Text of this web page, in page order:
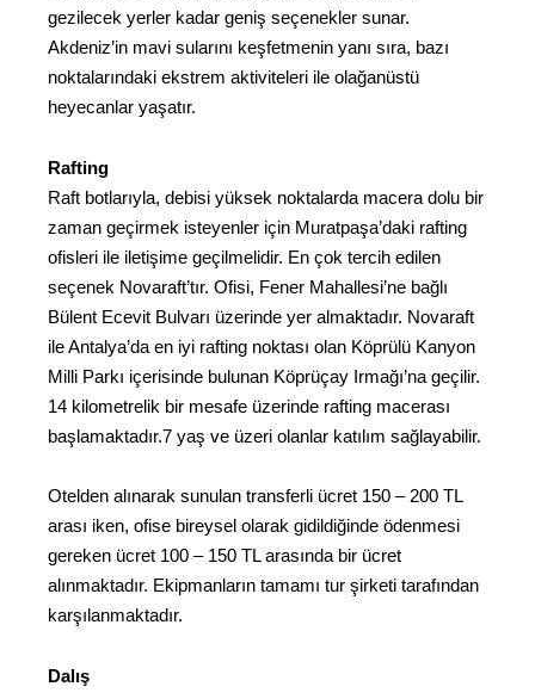
gezilecek yerler kadar geniş seçenekler sunar.
Akdeniz’in mavi sularını keşfetmenin yanı sıra, bazı
noktalarındaki ekstrem aktiviteleri ile olağanüstü
heyecanlar yaşatır.
Rafting
Raft botlarıyla, debisi yüksek noktalarda macera dolu bir
zaman geçirmek isteyenler için Muratpaşa’daki rafting
ofisleri ile iletişime geçilmelidir. En çok tercih edilen
seçenek Novaraft’tır. Ofisi, Fener Mahallesi’ne bağlı
Bülent Ecevit Bulvarı üzerinde yer almaktadır. Novaraft
ile Antalya’da en iyi rafting noktası olan Köprülü Kanyon
Milli Parkı içerisinde bulunan Köprüçay Irmağı’na geçilir.
14 kilometrelik bir mesafe üzerinde rafting macerası
başlamaktadır.7 yaş ve üzeri olanlar katılım sağlayabilir.
Otelden alınarak sunulan transferli ücret 150 – 200 TL
arası iken, ofise bireysel olarak gidildiğinde ödenmesi
gereken ücret 100 – 150 TL arasında bir ücret
alınmaktadır. Ekipmanların tamamı tur şirketi tarafından
karşılanmaktadır.
Dalış